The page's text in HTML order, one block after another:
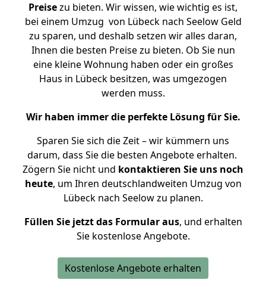
Preisezu bieten. Wir wissen, wie wichtig es ist,
bei einem Umzug von Lübeck nach Seelow Geld
zu sparen, und deshalb setzen wir alles daran,
Ihnen die besten Preise zu bieten. Ob Sie nun
eine kleine Wohnung haben oder ein großes
Haus in Lübeck besitzen, was umgezogen
werden muss.
Wir haben immer die perfekte Lösung für Sie.
Sparen Sie sich die Zeit – wir kümmern uns
darum, dass Sie die besten Angebote erhalten.
Zögern Sie nicht und kontaktieren Sie uns noch
heute, um Ihren deutschlandweiten Umzug von
Lübeck nach Seelow zu planen.
Füllen Sie jetzt das Formular aus, und erhalten
Sie kostenlose Angebote.
Kostenlose Angebote erhalten